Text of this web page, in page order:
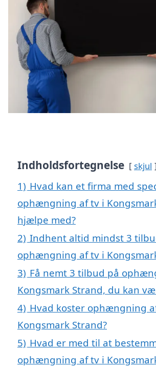
Indholdsfortegnelse skjul
1) Hvad kan et firma med
ophængning af tv i
hjælpe med?
2) Indhent altid mindst 3
ophængning af tv i
3) Få nemt 3 tilbud på
Kongsmark Strand, du kan
4) Hvad koster ophængning
Kongsmark Strand?
5) Hvad er med til at
ophængning af tv i